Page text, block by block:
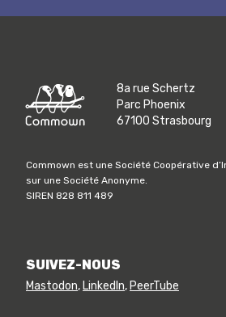
8a rue Schertz
Parc Phoenix
67100 Strasbourg
Commown est une Société Coopérative
sur une Société Anonyme.
SIREN 828 811 489
SUIVEZ-NOUS
Mastodon, LinkedIn, PeerTube